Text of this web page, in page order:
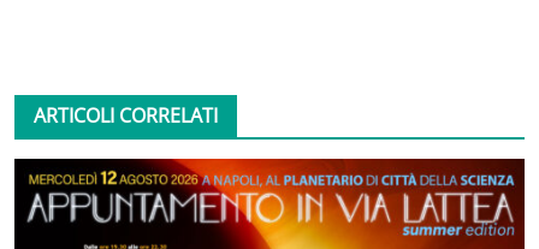
ARTICOLI CORRELATI